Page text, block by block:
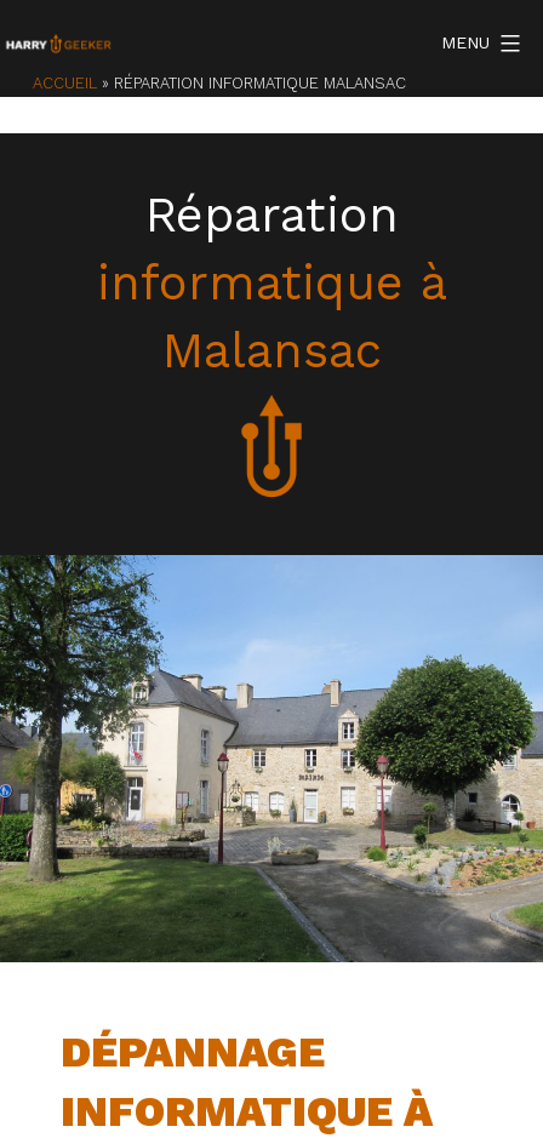
au
contenu
MENU
ACCUEIL» RÉPARATION INFORMATIQUE MALANSAC
Réparation
informatique à
Malansac
DÉPANNAGE
INFORMATIQUE À